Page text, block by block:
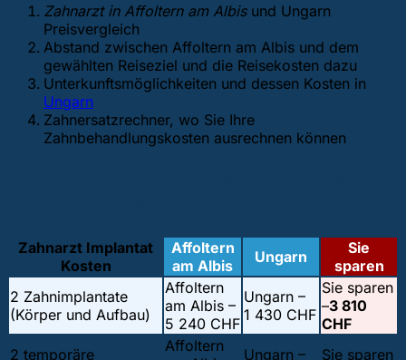
Zahnarzt in Affoltern am Albisund Ungarn
Preisvergleich
Abstand zwischen Affoltern am Albis und dem
gewählten Reiseziel und die Reisekosten dazu
Unterkunftsmöglichkeiten und dessen Kosten in
Ungarn
Zahnersatzrechner, wo Sie Ihre
Zahnbehandlungskosten ausrechnen können
Zahnarzt Implantat
Kosten
Affoltern
am Albis
Ungarn
Sie
sparen
2 Zahnimplantate
(Körper und Aufbau)
Affoltern
am Albis –
5 240 CHF
Ungarn –
1 430 CHF
Sie sparen
–3 810
CHF
2 temporäre
Affoltern
Ungarn – Sie sparen